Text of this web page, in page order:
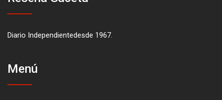
Diario Independientedesde 1967.
Menú